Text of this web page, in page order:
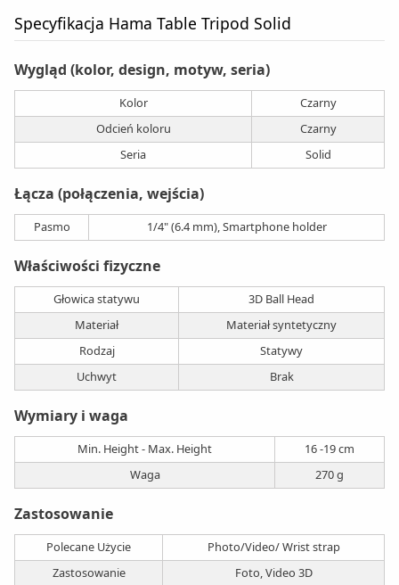
Specyfikacja Hama Table Tripod Solid
Wygląd (kolor, design, motyw, seria)
Kolor
Czarny
Odcień koloru
Czarny
Seria
Solid
Łącza (połączenia, wejścia)
Pasmo 1/4" (6.4 mm), Smartphone holder
Właściwości fizyczne
Głowica statywu
3D Ball Head
Materiał
Materiał syntetyczny
Rodzaj
Statywy
Uchwyt
Brak
Wymiary i waga
Min. Height - Max. Height
16 -19 cm
Waga
270 g
Zastosowanie
Polecane Użycie
Photo/Video/ Wrist strap
Zastosowanie
Foto, Video 3D